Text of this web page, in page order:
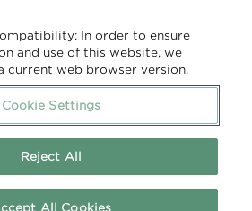
600-0
216 359
In order to ensure
and use of this website, we
current web browser version.
Cookie Settings
Reject All
All Cookies